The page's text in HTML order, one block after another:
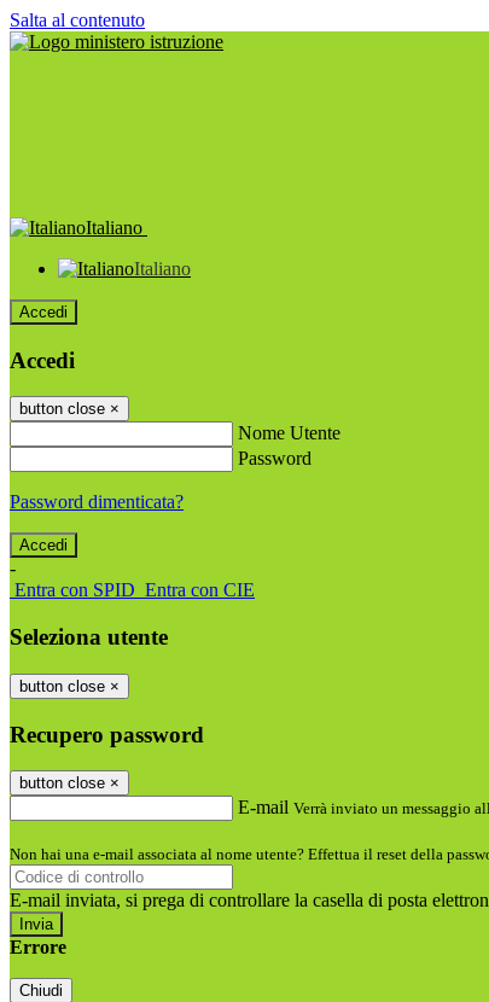
Salta al contenuto
Italiano
Italiano
Accedi
Accedi
button close ×
Nome Utente
Password
Password dimenticata?
-
Entra con SPID Entra con CIE
Seleziona utente
button close ×
Recupero password
button close ×
E-mail Verrà inviato un messaggio
Non hai una e-mail associata al nome utente? Effettua il reset della
E-mail inviata, si prega di controllare la casella di posta
Errore
Chiudi